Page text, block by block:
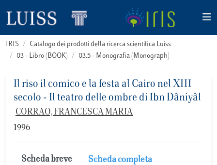
IRIS
Catalogo dei prodotti della ricerca scientifica Luiss
03 - Libro (BOOK)
03.5 - Monografia (Monograph)
Il riso il comico e la festa al Cairo nel XIII
secolo - Il teatro delle ombre di Ibn Dâniyâl
CORRAO, FRANCESCA MARIA
1996
Scheda breve Scheda completa